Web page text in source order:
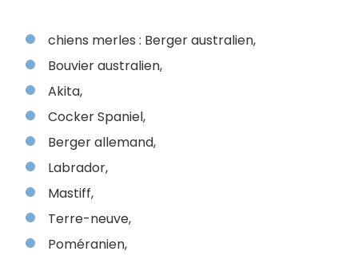
chiens merles : Berger australien,
Bouvier australien,
Akita,
Cocker Spaniel,
Berger allemand,
Labrador,
Mastiff,
Terre-neuve,
Poméranien,